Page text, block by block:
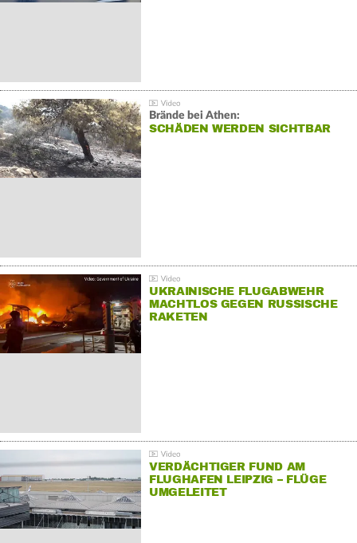
Brände bei Athen:
SCHÄDEN WERDEN SICHTBAR
UKRAINISCHE FLUGABWEHR
MACHTLOS GEGEN RUSSISCHE
RAKETEN
VERDÄCHTIGER FUND AM
FLUGHAFEN LEIPZIG – FLÜGE
UMGELEITET